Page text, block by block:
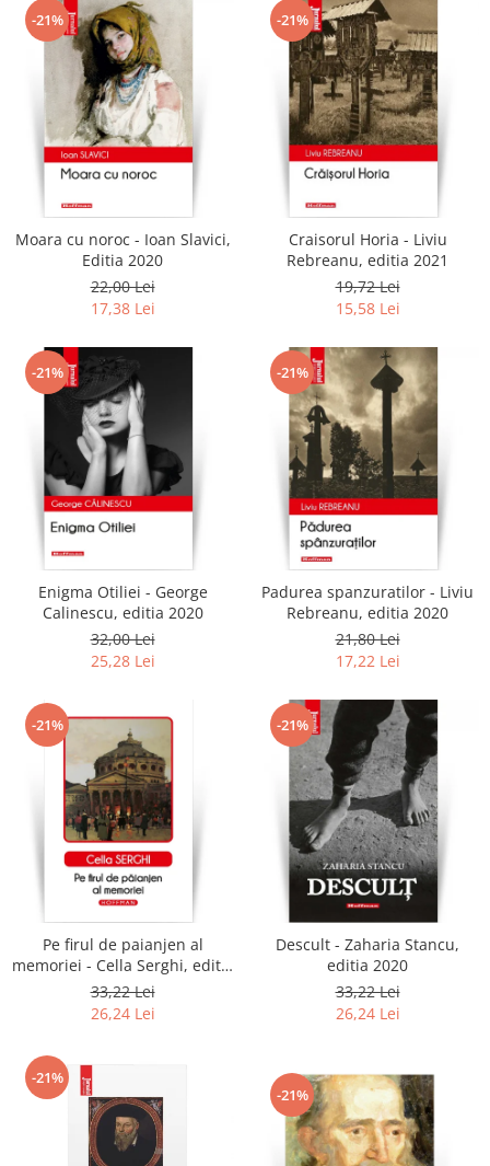
-21%
Moara cu noroc - Ioan Slavici,
Editia 2020
22,00 Lei
17,38 Lei
-21%
Craisorul Horia - Liviu
Rebreanu, editia 2021
19,72 Lei
15,58 Lei
-21%
Enigma Otiliei - George
Calinescu, editia 2020
32,00 Lei
25,28 Lei
-21%
Padurea spanzuratilor - Liviu
Rebreanu, editia 2020
21,80 Lei
17,22 Lei
-21%
Pe firul de paianjen al
memoriei - Cella Serghi, editia
2020
33,22 Lei
26,24 Lei
-21%
Descult - Zaharia Stancu,
editia 2020
33,22 Lei
26,24 Lei
-21%
-21%